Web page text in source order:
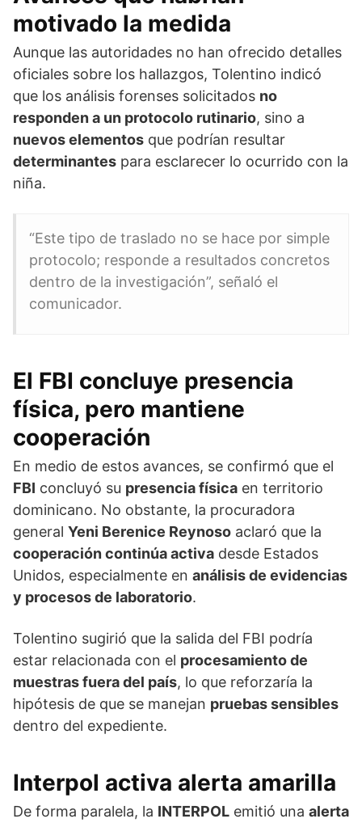
motivado la medida
Aunque las autoridades no han ofrecido detalles
oficiales sobre los hallazgos, Tolentino indicó
que los análisis forenses solicitados no
responden a un protocolo rutinario, sino a
nuevos elementos que podrían resultar
determinantes para esclarecer lo ocurrido con la
niña.
“Este tipo de traslado no se hace por simple
protocolo; responde a resultados concretos
dentro de la investigación”, señaló el
comunicador.
El FBI concluye presencia
física, pero mantiene
cooperación
En medio de estos avances, se confirmó que el
FBI concluyó su presencia física en territorio
dominicano. No obstante, la procuradora
general Yeni Berenice Reynoso aclaró que la
cooperación continúa activa desde Estados
Unidos, especialmente en análisis de evidencias
y procesos de laboratorio.
Tolentino sugirió que la salida del FBI podría
estar relacionada con el procesamiento de
muestras fuera del país, lo que reforzaría la
hipótesis de que se manejan pruebas sensibles
dentro del expediente.
Interpol activa alerta amarilla
De forma paralela, la INTERPOL emitió una alerta